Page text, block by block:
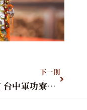
下一則
台中市 台中軍功寮福順宮